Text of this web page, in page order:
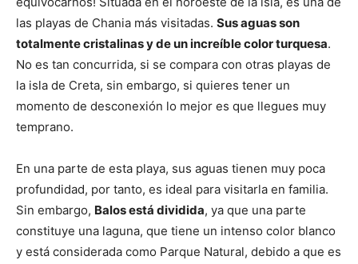
las playas de Chania más visitadas. Sus aguas son
totalmente cristalinas y de un increíble color turquesa.
No es tan concurrida, si se compara con otras playas de
la isla de Creta, sin embargo, si quieres tener un
momento de desconexión lo mejor es que llegues muy
temprano.
En una parte de esta playa, sus aguas tienen muy poca
profundidad, por tanto, es ideal para visitarla en familia.
Sin embargo, Balos está dividida, ya que una parte
constituye una laguna, que tiene un intenso color blanco
y está considerada como Parque Natural, debido a que es